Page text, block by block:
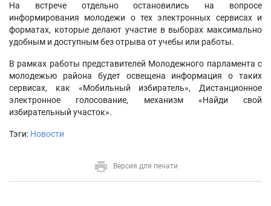
На встрече отдельно остановились на вопросе
информирования молодежи о тех электронных сервисах и
форматах, которые делают участие в выборах максимально
удобным и доступным без отрыва от учебы или работы.
В рамках работы представителей Молодежного парламента с
молодежью района будет освещена информация о таких
сервисах, как «Мобильный избиратель», Дистанционное
электронное голосование, механизм «Найди свой
избирательный участок».
Тэги: Новости
Версия для печати